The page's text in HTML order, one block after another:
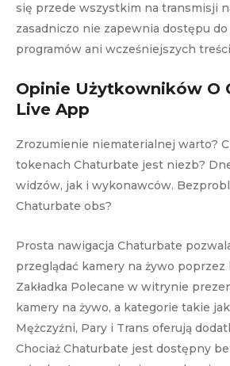
się przede wszystkim na transmisji
zasadniczo nie zapewnia dostępu
programów ani wcześniejszych
Opinie Użytkowników O
Live App
Zrozumienie niematerialnej warto?
tokenach Chaturbate jest niezb?
widzów, jak i wykonawców.
Chaturbate obs?
Prosta nawigacja Chaturbate
przeglądać kamery na żywo poprzez
Zakładka Polecane w witrynie
kamery na żywo, a kategorie takie
Mężczyźni, Pary i Trans oferują
Chociaż Chaturbate jest dostępny